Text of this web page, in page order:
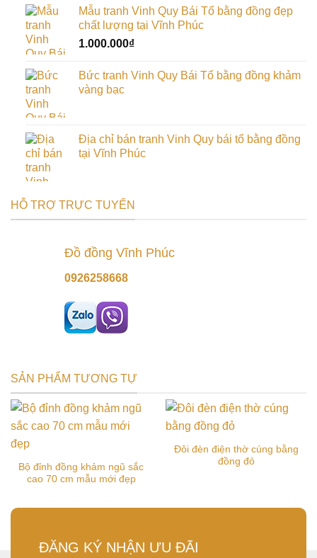
là:
1.000.000₫.
tại
là:
Mẫu tranh Vinh Quy Bái Tổ bằng đồng đẹp
chất lượng tại Vĩnh Phúc
1.000.000₫
Bức tranh Vinh Quy Bái Tổ bằng đồng khảm
vàng bạc
Địa chỉ bán tranh Vinh Quy bái tổ bằng đồng
tại Vĩnh Phúc
HỖ TRỢ TRỰC TUYẾN
Đồ đồng Vĩnh Phúc
0926258668
SẢN PHẨM TƯƠNG TỰ
Bộ đỉnh đồng khảm ngũ sắc
cao 70 cm mẫu mới đẹp
Đôi đèn điện thờ cúng bằng
đồng đỏ
ĐĂNG KÝ NHẬN ƯU ĐÃI